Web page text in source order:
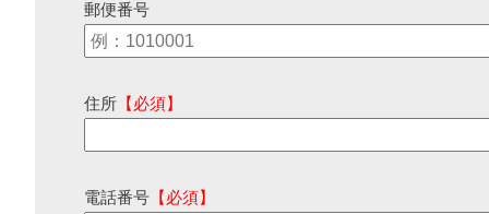
郵便番号
住所 【必須】
電話番号 【必須】